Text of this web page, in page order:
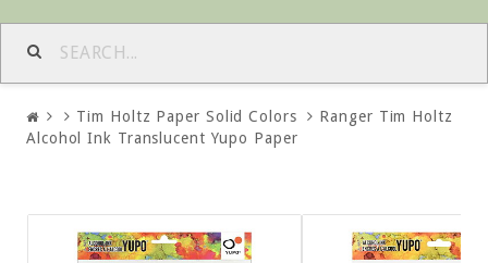
Tim Holtz Paper Solid Colors
Ranger Tim Holtz
Alcohol Ink Translucent Yupo Paper